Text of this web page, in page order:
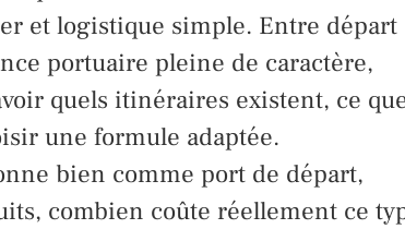
et logistique simple. Entre départ
portuaire pleine de caractère,
quels itinéraires existent, ce
une formule adaptée.
bien comme port de départ,
combien coûte réellement ce